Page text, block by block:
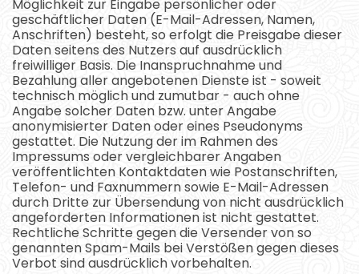
Möglichkeit zur Eingabe persönlicher oder
geschäftlicher Daten (E-Mail-Adressen, Namen,
Anschriften) besteht, so erfolgt die Preisgabe dieser
Daten seitens des Nutzers auf ausdrücklich
freiwilliger Basis. Die Inanspruchnahme und
Bezahlung aller angebotenen Dienste ist - soweit
technisch möglich und zumutbar - auch ohne
Angabe solcher Daten bzw. unter Angabe
anonymisierter Daten oder eines Pseudonyms
gestattet. Die Nutzung der im Rahmen des
Impressums oder vergleichbarer Angaben
veröffentlichten Kontaktdaten wie Postanschriften,
Telefon- und Faxnummern sowie E-Mail-Adressen
durch Dritte zur Übersendung von nicht ausdrücklich
angeforderten Informationen ist nicht gestattet.
Rechtliche Schritte gegen die Versender von so
genannten Spam-Mails bei Verstößen gegen dieses
Verbot sind ausdrücklich vorbehalten.